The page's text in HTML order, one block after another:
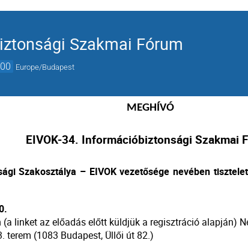
Szakmai Fórum
Europe/Budapest
MEGHÍVÓ
EIVOK-34. Információbiztonsági Szakmai
Szakosztálya – EIVOK vezetősége nevében
linket az előadás előtt küldjük a regisztráció alapján)
terem (1083 Budapest, Üllői út 82.)